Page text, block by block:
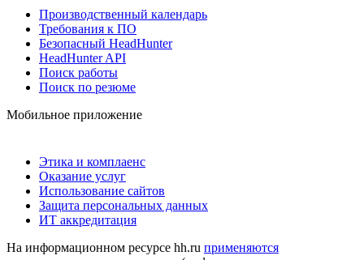
Производственный календарь
Требования к ПО
Безопасный HeadHunter
HeadHunter API
Поиск работы
Поиск по резюме
Мобильное приложение
Этика и комплаенс
Оказание услуг
Использование сайтов
Защита персональных данных
ИТ аккредитация
На информационном ресурсе hh.ru применяются